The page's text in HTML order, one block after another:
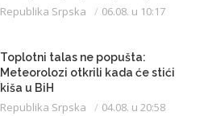
Republika Srpska 06.08. u 10:17
Toplotni talas ne popušta:
Meteorolozi otkrili kada će stići
kiša u BiH
Republika Srpska 04.08. u 20:58